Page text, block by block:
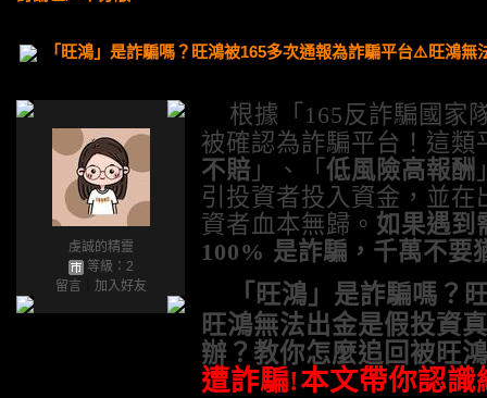
「旺鴻」是詐騙嗎？旺鴻被165多次通報為詐騙平台⚠️旺鴻無
虔誠的精靈
等級：2
留言
加入好友
根據「 165反詐騙國家
被確認為詐騙平台！這類
不賠 」、「 低風險高報酬
引投資者投入資金，並
資者血本無歸。 如果遇到
100% 是詐騙，千萬不要
「 旺鴻 」是詐騙嗎？
旺鴻無法出金是假投資
辦？ 教你怎麼追回被旺鴻
遭詐騙!本文帶你認識